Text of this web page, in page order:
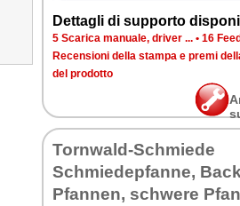
Dettagli di supporto
5 Scarica manuale, driver ... • 16
Recensioni della stampa e premi
del prodotto
Tornwald-Schmiede
Schmiedepfanne,
Pfannen, schwere